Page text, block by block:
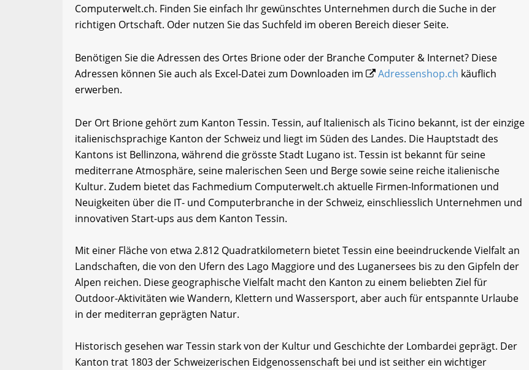
Computerwelt.ch. Finden Sie einfach Ihr gewünschtes Unternehmen durch die Suche in der
richtigen Ortschaft. Oder nutzen Sie das Suchfeld im oberen Bereich dieser Seite.
Benötigen Sie die Adressen des Ortes Brione oder der Branche Computer & Internet? Diese
Adressen können Sie auch als Excel-Datei zum Downloaden im
Adressenshop.ch käuflich
erwerben.
Der Ort Brione gehört zum Kanton Tessin. Tessin, auf Italienisch als Ticino bekannt, ist der einzige
italienischsprachige Kanton der Schweiz und liegt im Süden des Landes. Die Hauptstadt des
Kantons ist Bellinzona, während die grösste Stadt Lugano ist. Tessin ist bekannt für seine
mediterrane Atmosphäre, seine malerischen Seen und Berge sowie seine reiche italienische
Kultur. Zudem bietet das Fachmedium Computerwelt.ch aktuelle Firmen-Informationen und
Neuigkeiten über die IT- und Computerbranche in der Schweiz, einschliesslich Unternehmen und
innovativen Start-ups aus dem Kanton Tessin.
Mit einer Fläche von etwa 2.812 Quadratkilometern bietet Tessin eine beeindruckende Vielfalt an
Landschaften, die von den Ufern des Lago Maggiore und des Luganersees bis zu den Gipfeln der
Alpen reichen. Diese geographische Vielfalt macht den Kanton zu einem beliebten Ziel für
Outdoor-Aktivitäten wie Wandern, Klettern und Wassersport, aber auch für entspannte Urlaube
in der mediterran geprägten Natur.
Historisch gesehen war Tessin stark von der Kultur und Geschichte der Lombardei geprägt. Der
Kanton trat 1803 der Schweizerischen Eidgenossenschaft bei und ist seither ein wichtiger